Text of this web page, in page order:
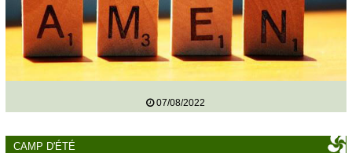
07/08/2022
CAMP D'ÉTÉ